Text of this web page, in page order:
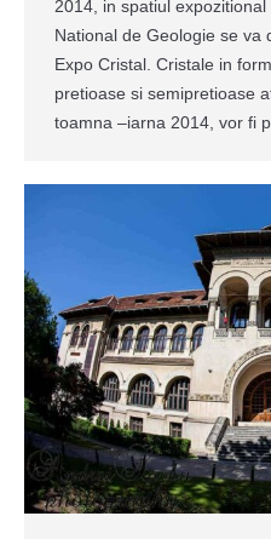
2014, in spatiul
National de Geologie se va
Expo Cristal. Cristale in
pretioase si semipretioase
toamna –iarna 2014, vor fi